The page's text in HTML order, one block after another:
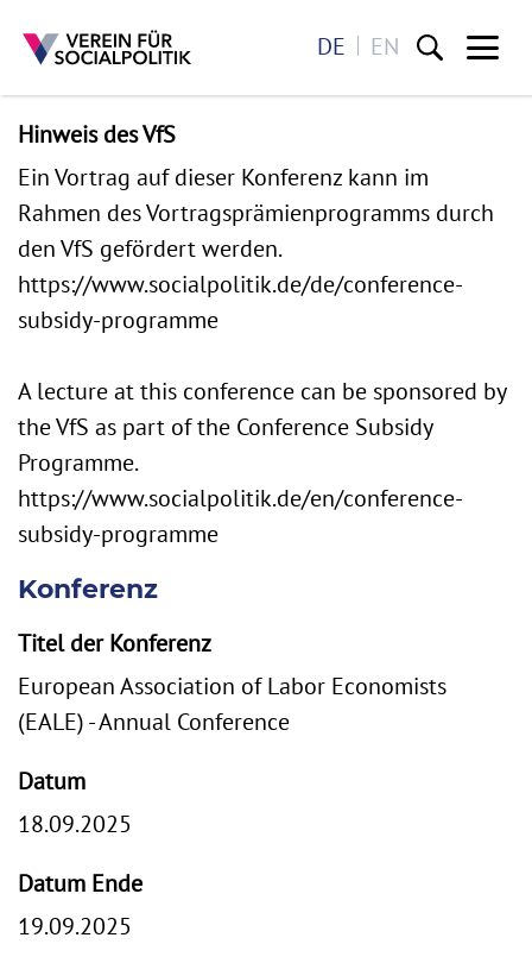
Direkt zum Inhalt
DE
EN
Hinweis des VfS
Ein Vortrag auf dieser Konferenz kann im
Rahmen des Vortragsprämienprogramms durch
den VfS gefördert werden.
https://www.socialpolitik.de/de/conference-
subsidy-programme
A lecture at this conference can be sponsored by
the VfS as part of the Conference Subsidy
Programme.
https://www.socialpolitik.de/en/conference-
subsidy-programme
Konferenz
Titel der Konferenz
European Association of Labor Economists
(EALE) - Annual Conference
Datum
18.09.2025
Datum Ende
19.09.2025